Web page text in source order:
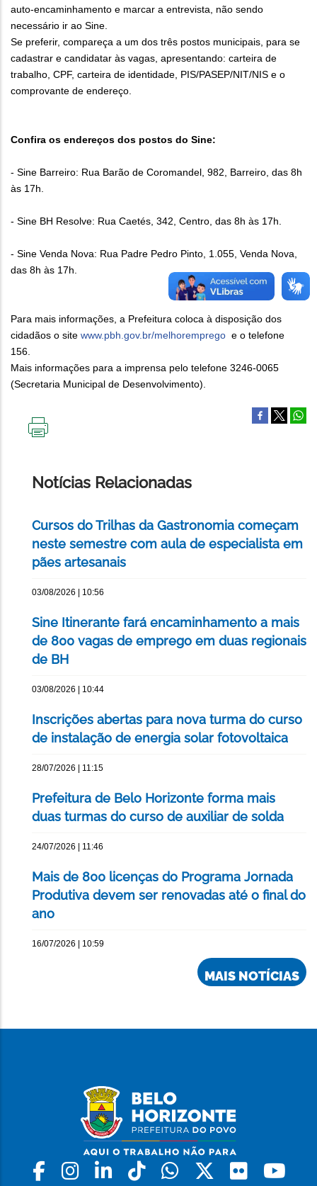
auto-encaminhamento e marcar a entrevista, não sendo
necessário ir ao Sine.
Se preferir, compareça a um dos três postos municipais, para se
cadastrar e candidatar às vagas, apresentando: carteira de
trabalho, CPF, carteira de identidade, PIS/PASEP/NIT/NIS e o
comprovante de endereço.
Confira os endereços dos postos do Sine:
- Sine Barreiro: Rua Barão de Coromandel, 982, Barreiro, das 8h
às 17h.
- Sine BH Resolve: Rua Caetés, 342, Centro, das 8h às 17h.
- Sine Venda Nova: Rua Padre Pedro Pinto, 1.055, Venda Nova,
das 8h às 17h.
Para mais informações, a Prefeitura coloca à disposição dos
cidadãos o site www.pbh.gov.br/melhoremprego e o telefone
156.
Mais informações para a imprensa pelo telefone 3246-0065
(Secretaria Municipal de Desenvolvimento).
Notícias Relacionadas
Cursos do Trilhas da Gastronomia começam
neste semestre com aula de especialista em
pães artesanais
03/08/2026 | 10:56
Sine Itinerante fará encaminhamento a mais
de 800 vagas de emprego em duas regionais
de BH
03/08/2026 | 10:44
Inscrições abertas para nova turma do curso
de instalação de energia solar fotovoltaica
28/07/2026 | 11:15
Prefeitura de Belo Horizonte forma mais
duas turmas do curso de auxiliar de solda
24/07/2026 | 11:46
Mais de 800 licenças do Programa Jornada
Produtiva devem ser renovadas até o final do
ano
16/07/2026 | 10:59
MAIS NOTÍCIAS
Facebook
Instagram
LinkedinTiktokWhatsapp
X Flickr